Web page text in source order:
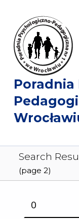
Poradnia
Search
(page 2)